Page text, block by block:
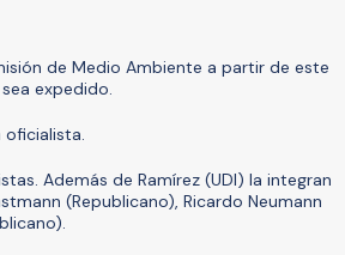
de Medio Ambiente a partir de este
expedido.
oficialista.
Además de Ramírez (UDI) la integran
(Republicano), Ricardo Neumann